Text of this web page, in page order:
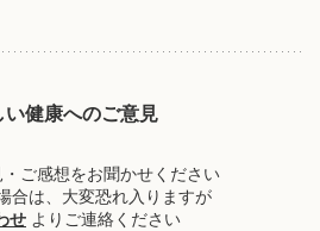
い健康へのご意見
ご感想をお聞かせください
合は、大変恐れ入りますが
せ よりご連絡ください